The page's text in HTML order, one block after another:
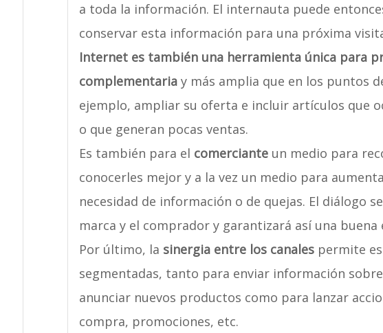
a toda la información. El internauta puede
conservar esta información para una próxima
Internet es también una herramienta única para
complementariay más amplia que en los puntos
ejemplo, ampliar su oferta e incluir artículos que
o que generan pocas ventas.
Es también para el comercianteun medio para
conocerles mejor y a la vez un medio para
necesidad de información o de quejas. El diálogo
marca y el comprador y garantizará así una buena
Por último, la sinergia entre los canalespermite
segmentadas, tanto para enviar información
anunciar nuevos productos como para lanzar
compra, promociones, etc.